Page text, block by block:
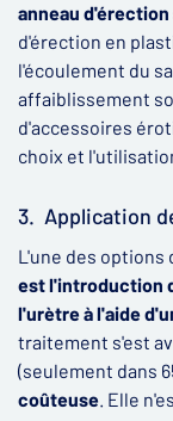
anneau
d'érection en
l'écoulement du
affaiblissement
d'accessoires
choix et
3. Application
L'une des
est l'introduction
l'urètre à l'aide
traitement s'est
(seulement dans
coûteuse. Elle